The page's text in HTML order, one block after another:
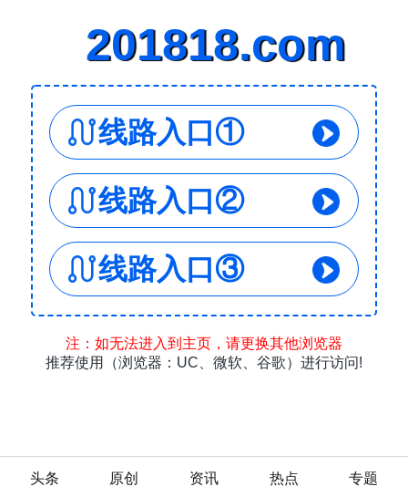
头条 原创 资讯 热点
专题